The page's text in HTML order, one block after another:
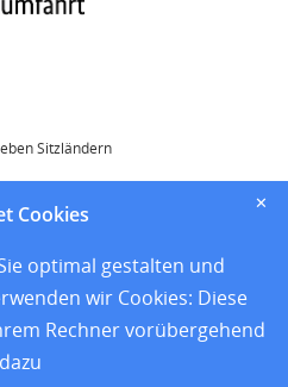
Sitzländern
✕
Cookies
optimal gestalten und
wir Cookies: Diese
Rechner vorübergehend